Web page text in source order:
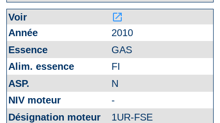
launch
2010
GAS
FI
N
-
1UR-FSE